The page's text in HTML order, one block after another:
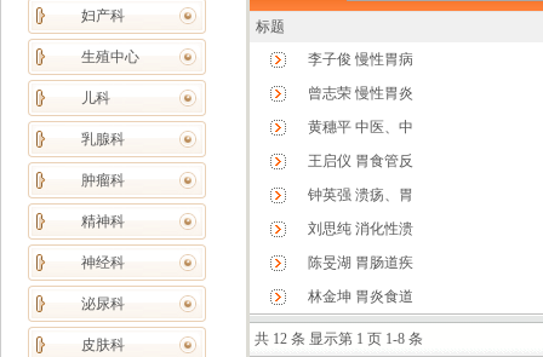
妇产科
生殖中心
儿科
乳腺科
肿瘤科
精神科
神经科
泌尿科
皮肤科
标题
李子俊 慢性胃病
曾志荣 慢性胃炎
黄穗平 中医、中
王启仪 胃食管反
钟英强 溃疡、胃
刘思纯 消化性溃
陈旻湖 胃肠道疾
林金坤 胃炎食道
共 12 条 显示第 1 页 1-8 条